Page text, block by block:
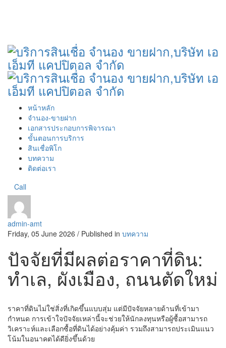
หน้าหลัก
จำนอง-ขายฝาก
เอกสารประกอบการพิจารณา
ขั้นตอนการบริการ
สินเชื่อพิโก
บทความ
ติดต่อเรา
Call
admin-amt
Friday, 05 June 2026 / Published in บทความ
ปัจจัยที่มีผลต่อราคาที่ดิน:
ทำเล, ผังเมือง, ถนนตัดใหม่
ราคาที่ดินไม่ใช่สิ่งที่เกิดขึ้นแบบสุ่ม แต่มีปัจจัยหลายด้านที่เข้ามา
กำหนด การเข้าใจปัจจัยเหล่านี้จะช่วยให้นักลงทุนหรือผู้ซื้อสามารถ
วิเคราะห์และเลือกซื้อที่ดินได้อย่างคุ้มค่า รวมถึงสามารถประเมินแนว
โน้มในอนาคตได้ดียิ่งขึ้นด้วย